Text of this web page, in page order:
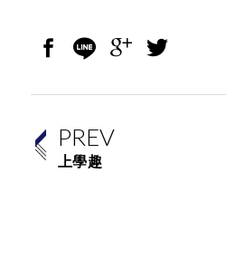
PREV
上學趣